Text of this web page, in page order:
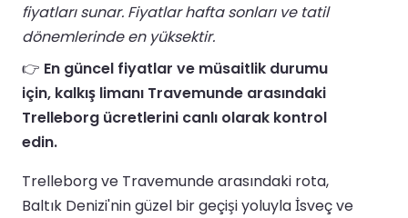
fiyatları sunar. Fiyatlar hafta sonları ve tatil
dönemlerinde en yüksektir.
👉 En güncel fiyatlar ve müsaitlik durumu
için, kalkış limanı Travemunde arasındaki
Trelleborg ücretlerini canlı olarak kontrol
edin.
Trelleborg ve Travemunde arasındaki rota,
Baltık Denizi'nin güzel bir geçişi yoluyla İsveç ve